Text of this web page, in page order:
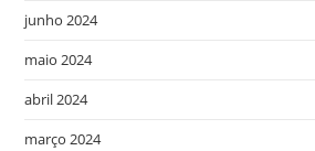
junho 2024
maio 2024
abril 2024
março 2024